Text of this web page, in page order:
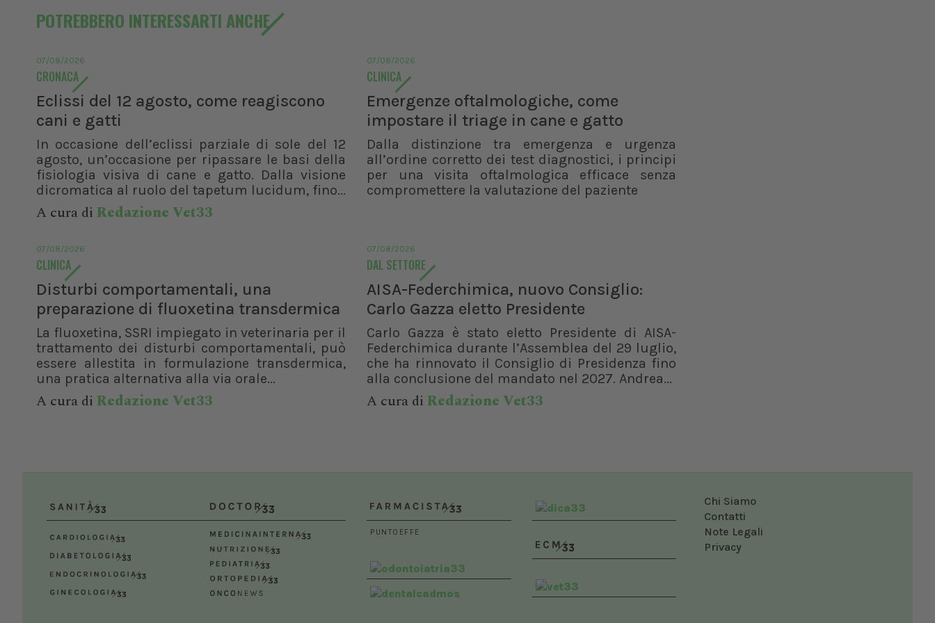
POTREBBERO INTERESSARTI ANCHE
07/08/2026
CRONACA
Eclissi del 12 agosto, come reagiscono
cani e gatti
In occasione dell’eclissi parziale di sole del 12
agosto, un’occasione per ripassare le basi della
fisiologia visiva di cane e gatto. Dalla visione
dicromatica al ruolo del tapetum lucidum, fino...
A cura di Redazione Vet33
07/08/2026
CLINICA
Emergenze oftalmologiche, come
impostare il triage in cane e gatto
Dalla distinzione tra emergenza e urgenza
all’ordine corretto dei test diagnostici, i principi
per una visita oftalmologica efficace senza
compromettere la valutazione del paziente
07/08/2026
CLINICA
Disturbi comportamentali, una
preparazione di fluoxetina transdermica
La fluoxetina, SSRI impiegato in veterinaria per il
trattamento dei disturbi comportamentali, può
essere allestita in formulazione transdermica,
una pratica alternativa alla via orale...
A cura di Redazione Vet33
07/08/2026
DAL SETTORE
AISA-Federchimica, nuovo Consiglio:
Carlo Gazza eletto Presidente
Carlo Gazza è stato eletto Presidente di AISA-
Federchimica durante l’Assemblea del 29 luglio,
che ha rinnovato il Consiglio di Presidenza fino
alla conclusione del mandato nel 2027. Andrea...
A cura di Redazione Vet33
Chi Siamo
Contatti
Note Legali
Privacy